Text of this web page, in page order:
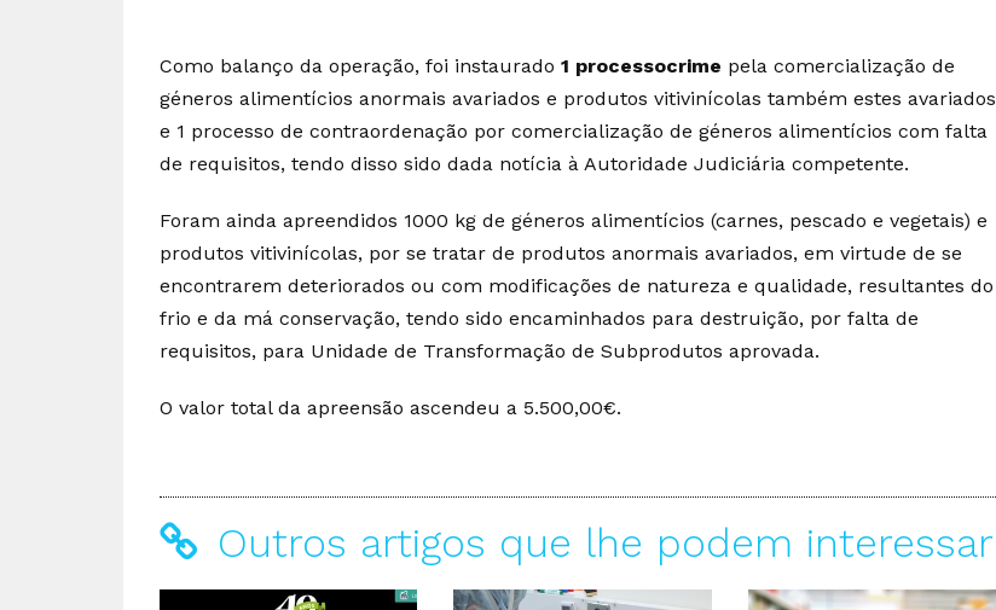
Como balanço da operação, foi instaurado 1 processocrime pela comercialização de
géneros alimentícios anormais avariados e produtos vitivinícolas também estes avariados
e 1 processo de contraordenação por comercialização de géneros alimentícios com falta
de requisitos, tendo disso sido dada notícia à Autoridade Judiciária competente.
Foram ainda apreendidos 1000 kg de géneros alimentícios (carnes, pescado e vegetais) e
produtos vitivinícolas, por se tratar de produtos anormais avariados, em virtude de se
encontrarem deteriorados ou com modificações de natureza e qualidade, resultantes do
frio e da má conservação, tendo sido encaminhados para destruição, por falta de
requisitos, para Unidade de Transformação de Subprodutos aprovada.
O valor total da apreensão ascendeu a 5.500,00€.
Outros artigos que lhe podem interessar